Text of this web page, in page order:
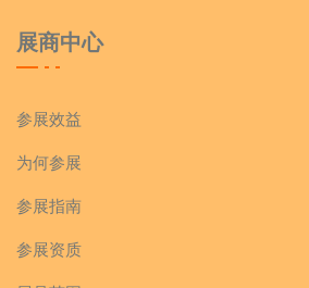
展商中心
参展效益
为何参展
参展指南
参展资质